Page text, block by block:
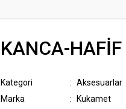
KANCA-
Kategori
Aksesuarlar
Marka
Kukamet